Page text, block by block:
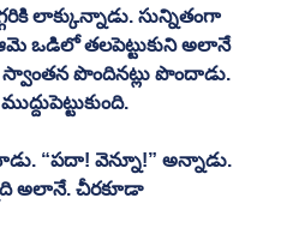
లాక్కున్నాడు. సున్నితంగా
ఒడిలో తలపెట్టుకుని అలానే
స్వాంతన పొందినట్లు పొందాడు.
అలానే. చీరకూడా